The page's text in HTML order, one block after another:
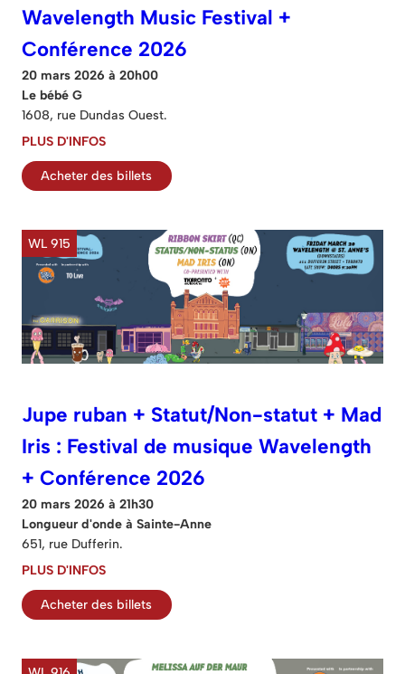
Wavelength Music Festival +
Conférence 2026
20 mars 2026 à 20h00
Le bébé G
1608, rue Dundas Ouest.
PLUS D'INFOS
Acheter des billets
WL 915
Jupe ruban + Statut/Non-statut + Mad
Iris : Festival de musique Wavelength
+ Conférence 2026
20 mars 2026 à 21h30
Longueur d'onde à Sainte-Anne
651, rue Dufferin.
PLUS D'INFOS
Acheter des billets